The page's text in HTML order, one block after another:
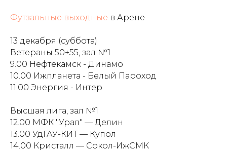
Футзальные выходные в Арене
13 декабря (суббота)
Ветераны 50+55, зал №1
9.00 Нефтекамск - Динамо
10.00 Ижпланета - Белый Пароход
11.00 Энергия - Интер
Высшая лига, зал №1
12.00 МФК "Урал" — Делин
13.00 УдГАУ-КИТ — Купол
14.00 Кристалл — Сокол-ИжСМК